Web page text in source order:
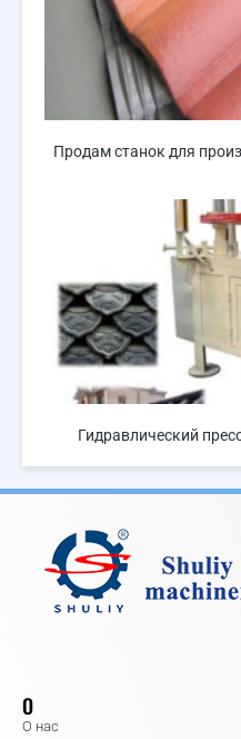
Продам станок для
Гидравлический
О
О нас